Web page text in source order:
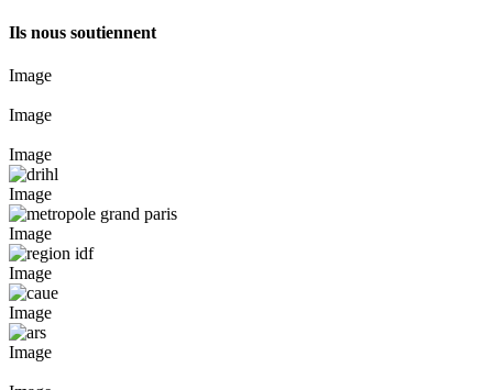
Ils nous soutiennent
Image
Image
Image
Image
Image
Image
Image
Image